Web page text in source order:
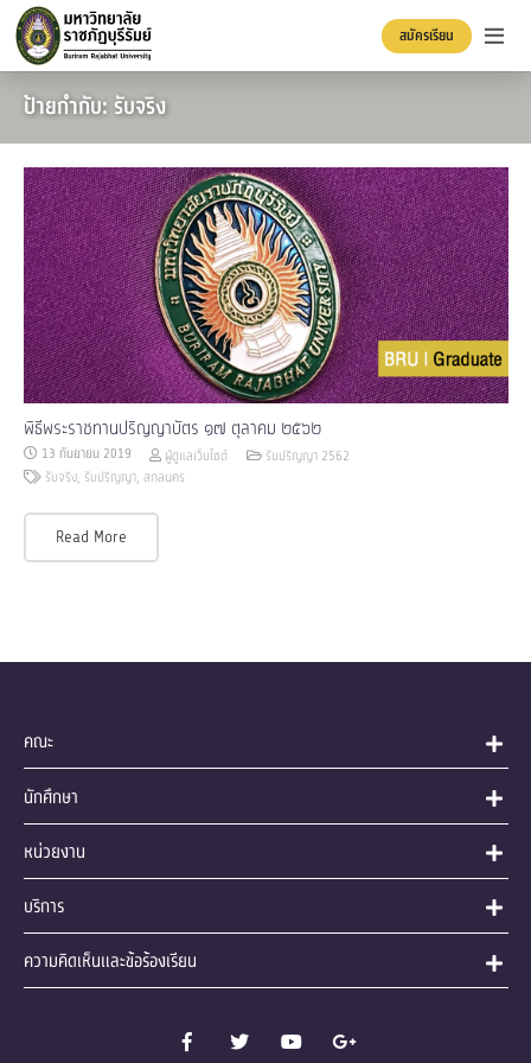
สมัครเรียน
ป้ายกำกับ: รับจริง
พิธีพระราชทานปริญญาบัตร ๑๗ ตุลาคม ๒๕๖๒
13 กันยายน 2019 ผู้ดูแลเว็บไซต์
รับปริญญา 2562
รับจริง, รับปริญญา, สกลนคร
Read More
คณะ
นักศึกษา
หน่วยงาน
บริการ
ความคิดเห็นและข้อร้องเรียน